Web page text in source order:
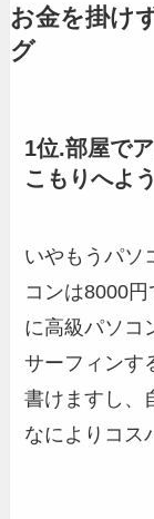
お金を掛け
グ
1位.部屋で
こもりへよ
いやもうパソ
コンは8000
に高級パソコ
サーフィンす
書けますし、
なによりコス